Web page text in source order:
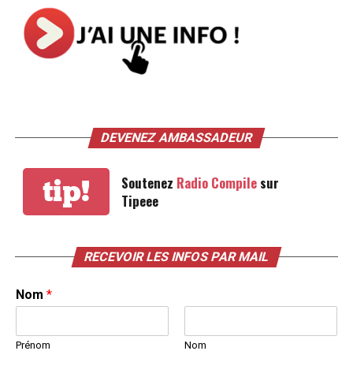
DEVENEZ AMBASSADEUR
tip! Soutenez Radio Compilesur
Tipeee
RECEVOIR LES INFOS PAR MAIL
Nom *
Prénom Nom